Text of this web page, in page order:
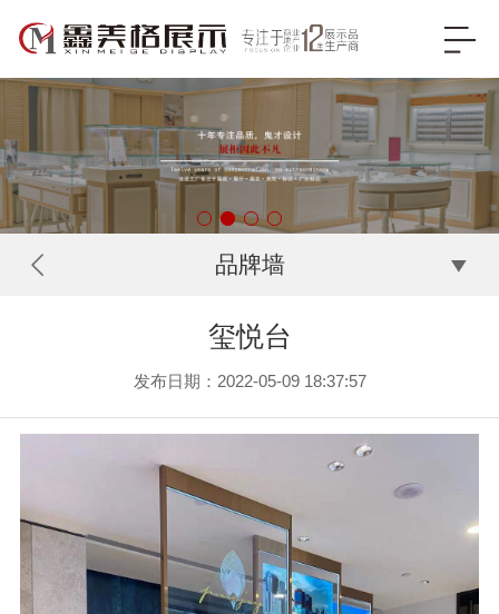
品牌墙
玺悦台
发布日期：2022-05-09 18:37:57